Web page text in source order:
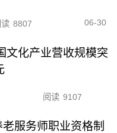
8807 06-30
文化产业营收规模突
阅读 9107
服务师职业资格制